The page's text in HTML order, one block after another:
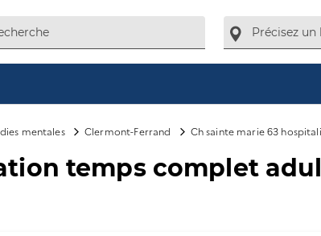
mentales Clermont-Ferrand Ch sainte marie 63
temps complet